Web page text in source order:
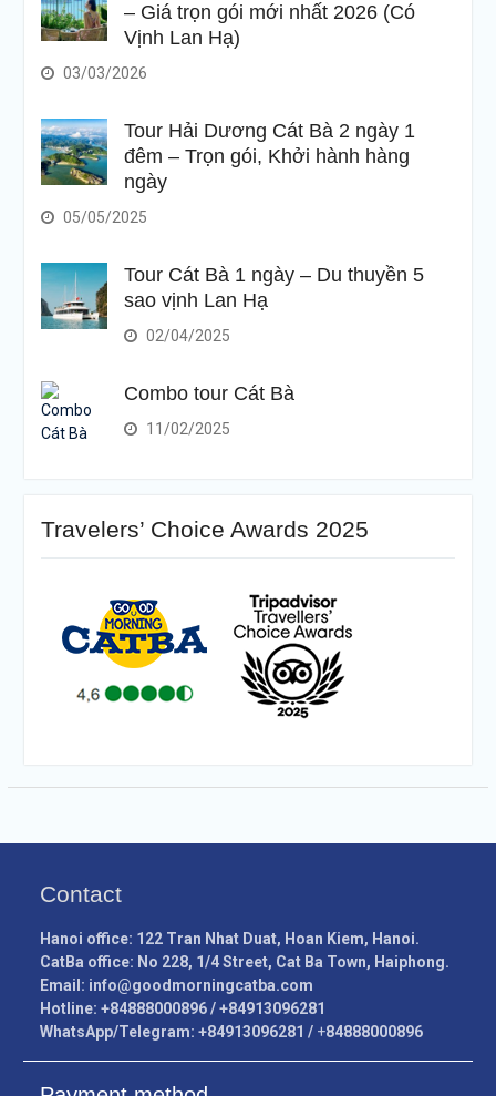
– Giá trọn gói mới nhất 2026 (Có
Vịnh Lan Hạ)
03/03/2026
Tour Hải Dương Cát Bà 2 ngày 1
đêm – Trọn gói, Khởi hành hàng
ngày
05/05/2025
Tour Cát Bà 1 ngày – Du thuyền 5
sao vịnh Lan Hạ
02/04/2025
Combo tour Cát Bà
11/02/2025
Travelers’ Choice Awards 2025
Contact
Hanoi office: 122 Tran Nhat Duat, Hoan Kiem, Hanoi.
CatBa office: No 228, 1/4 Street, Cat Ba Town, Haiphong.
Email: info@goodmorningcatba.com
Hotline: +84888000896 / +84913096281
WhatsApp/Telegram: +84913096281 / +84888000896